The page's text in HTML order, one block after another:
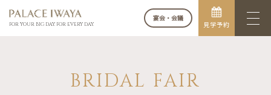
FOR YOUR BIG DAY. FOR EVERY DAY.
宴会・会議
見学予約
BRIDAL FAIR